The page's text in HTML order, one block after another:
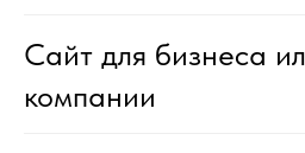
Сайт для бизнеса
компании